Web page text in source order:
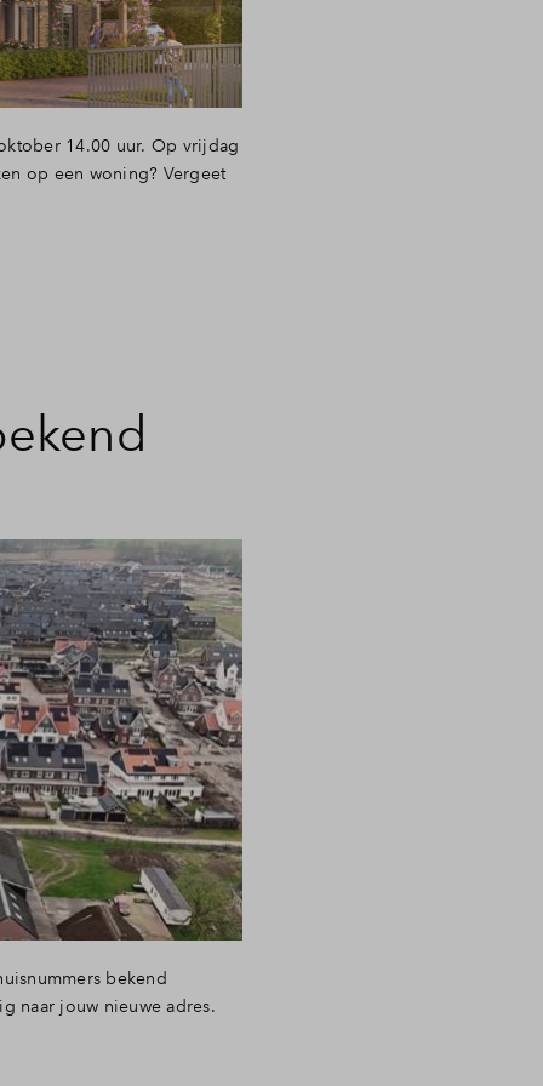
14.00 uur. Op vrijdag
op een woning? Vergeet
bekend
naar jouw nieuwe adres.